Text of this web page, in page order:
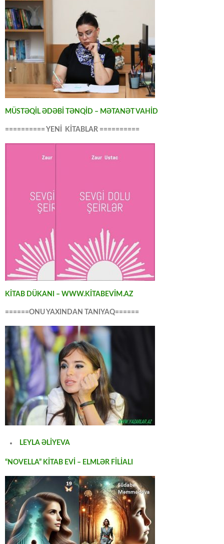
MÜSTƏQİL ƏDƏBİ TƏNQİD – MƏTANƏT VAHİD
========== YENİ KİTABLAR ==========
KİTAB DÜKANI – WWW.KİTABEVİM.AZ
======ONU YAXINDAN TANIYAQ======
LEYLA ƏLİYEVA
“NOVELLA” KİTAB EVİ – ELMLƏR FİLİALI